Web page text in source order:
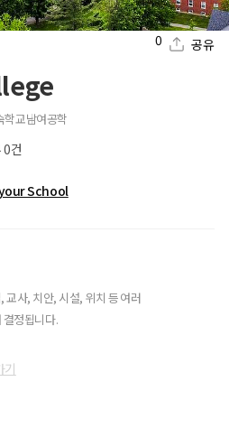
0 공유
학교남여공학
0건
School
교사, 치안, 시설, 위치 등 여러
정됩니다.
기